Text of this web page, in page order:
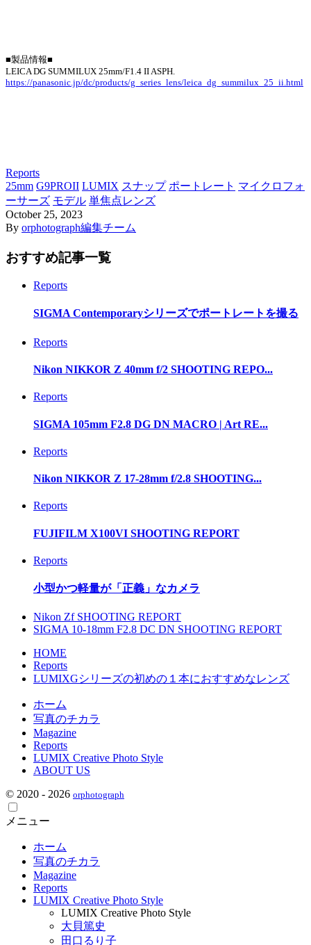
■製品情報■
LEICA DG SUMMILUX 25mm/F1.4 II ASPH.
https://panasonic.jp/dc/products/g_series_lens/leica_dg_summilux_25_ii.html
Reports
25mm G9PROII LUMIX スナップ ポートレート マイクロフォ
ーサーズ モデル 単焦点レンズ
October 25, 2023
By orphotograph編集チーム
おすすめ記事一覧
Reports
SIGMA Contemporaryシリーズでポートレートを撮る
Reports
Nikon NIKKOR Z 40mm f/2 SHOOTING REPO...
Reports
SIGMA 105mm F2.8 DG DN MACRO | Art RE...
Reports
Nikon NIKKOR Z 17-28mm f/2.8 SHOOTING...
Reports
FUJIFILM X100VI SHOOTING REPORT
Reports
小型かつ軽量が「正義」なカメラ
Nikon Zf SHOOTING REPORT
SIGMA 10-18mm F2.8 DC DN SHOOTING REPORT
HOME
Reports
LUMIXGシリーズの初めの１本におすすめなレンズ
ホーム
写真のチカラ
Magazine
Reports
LUMIX Creative Photo Style
ABOUT US
© 2020 - 2026 orphotograph
メニュー
ホーム
写真のチカラ
Magazine
Reports
LUMIX Creative Photo Style
LUMIX Creative Photo Style
大貝篤史
田口るり子